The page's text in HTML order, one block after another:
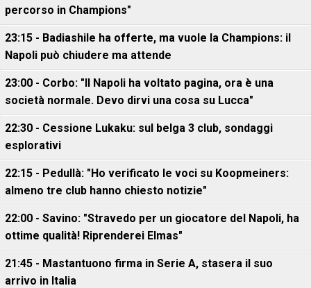
percorso in Champions"
23:15 - Badiashile ha offerte, ma vuole la Champions: il
Napoli può chiudere ma attende
23:00 - Corbo: "Il Napoli ha voltato pagina, ora è una
società normale. Devo dirvi una cosa su Lucca"
22:30 - Cessione Lukaku: sul belga 3 club, sondaggi
esplorativi
22:15 - Pedullà: "Ho verificato le voci su Koopmeiners:
almeno tre club hanno chiesto notizie"
22:00 - Savino: "Stravedo per un giocatore del Napoli, ha
ottime qualità! Riprenderei Elmas"
21:45 - Mastantuono firma in Serie A, stasera il suo
arrivo in Italia